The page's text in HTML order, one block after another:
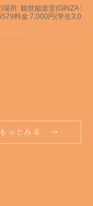
もっとみる